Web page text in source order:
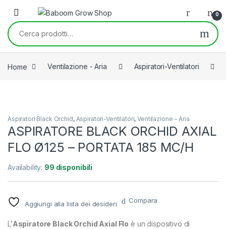
Skip to navigation
Skip to content
0
Cerca:
Home Ventilazione - Aria Aspiratori-Ventilatori
Aspiratori Black Orchid, Aspiratori-Ventilatori,Ventilazione - Aria
ASPIRATORE BLACK ORCHID AXIAL
FLO Ø125 – PORTATA 185 MC/H
Availability: 99 disponibili
Aggiungi alla lista dei desideri Compara
L’Aspiratore Black Orchid Axial Flo è un dispositivo di